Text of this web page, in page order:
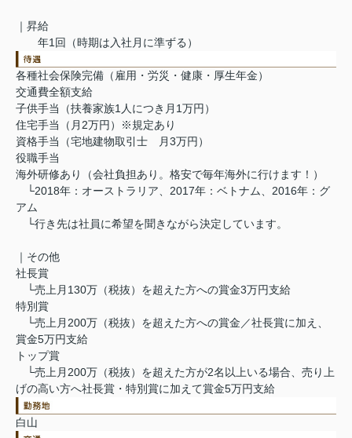
｜昇給
年1回（時期は入社月に準ずる）
各種社会保険完備（雇用・労災・健康・厚生年金）
交通費全額支給
子供手当（扶養家族1人につき月1万円）
住宅手当（月2万円）※規定あり
資格手当（宅地建物取引士 月3万円）
役職手当
海外研修あり（会社負担あり。格安で毎年海外に行けます！）
└2018年：オーストラリア、2017年：ベトナム、2016年：グ
アム
└行き先は社員に希望を聞きながら決定しています。
｜その他
社長賞
└売上月130万（税抜）を超えた方への賞金3万円支給
特別賞
└売上月200万（税抜）を超えた方への賞金／社長賞に加え、
賞金5万円支給
トップ賞
└売上月200万（税抜）を超えた方が2名以上いる場合、売り上
げの高い方へ社長賞・特別賞に加えて賞金5万円支給
白山